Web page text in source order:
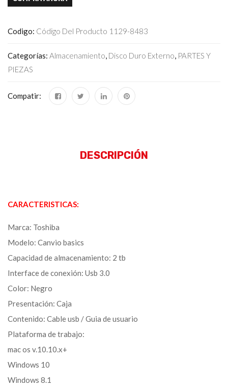
Codigo: Código Del Producto 1129-8483
Categorías: Almacenamiento, Disco Duro Externo, PARTES Y
PIEZAS
Compatir:
DESCRIPCIÓN
CARACTERISTICAS:
Marca: Toshiba
Modelo: Canvio basics
Capacidad de almacenamiento: 2 tb
Interface de conexión: Usb 3.0
Color: Negro
Presentación: Caja
Contenido: Cable usb / Guia de usuario
Plataforma de trabajo:
mac os v.10.10.x+
Windows 10
Windows 8.1